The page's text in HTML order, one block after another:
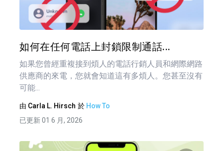
如何在任何電話上封鎖限制通話...
如果您曾經重複接到煩人的電話行銷人員和網際網路
供應商的來電，您就會知道這有多煩人。您甚至沒有
可能...
由 Carla L. Hirsch 於 How To
已更新 01 6 月, 2026